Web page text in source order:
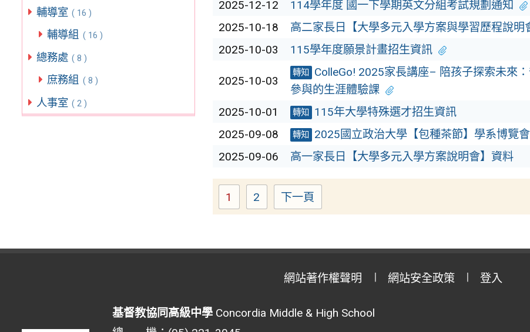
輔導室 ( 16 )
輔導組 ( 16 )
總務處 ( 8 )
庶務組 ( 8 )
人事室 ( 2 )
2025-12-12 114學年度 國一下學期英文分組考試規劃通知
2025-10-18 高二家長日【大學多元入學方案與學習歷程說明
2025-10-03 115學年度願景計畫招生資訊
2025-10-03
轉知
ColleGo! 2025家長講座– 陪孩子探索未來
參與的生涯體驗課
2025-10-01 轉知 115年大學特殊選才招生資訊
2025-09-08 轉知 2025國立政治大學【包種茶節】學系博覽會
2025-09-06 高一家長日【大學多元入學方案說明會】資料
Page
1 Page
2 下一頁
網站著作權聲明 網站安全政策 登入
基督教協同高級中學Concordia Middle & High School